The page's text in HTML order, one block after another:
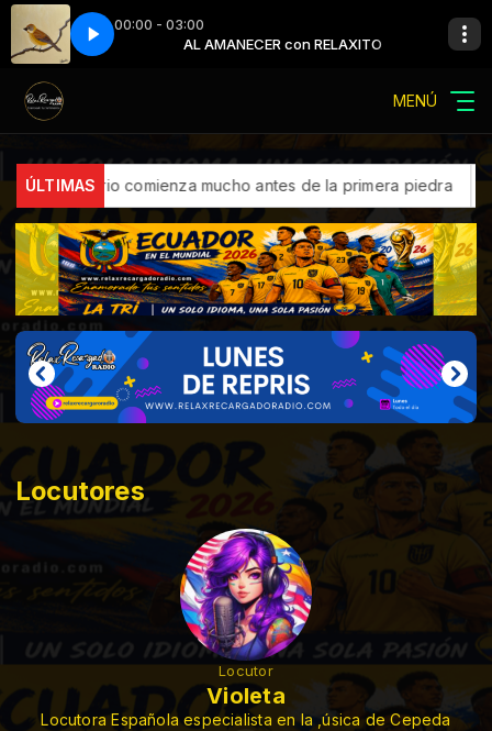
00:00 - 03:00
RELAXITO AL AMANECER con RELAXITO
Luis Cepeda - Llámame Luis
MENÚ
ÚLTIMAScomienza mucho antes de la primera piedra
Locutores
Locutor
Violeta
Locutora Española especialista en la ,úsica de Cepeda